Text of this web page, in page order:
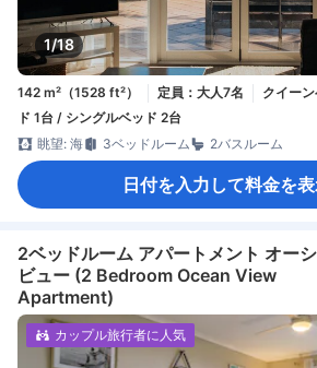
1/18
142 m²（1528 ft²） 定員：大人7名
クイー
ド 1台 / シングルベッド 2台
眺望: 海
3ベッドルーム 2バスルーム
日付を入力して料金を
2ベッドルーム アパートメント オー
ビュー (2 Bedroom Ocean View
Apartment)
カップル旅行者に人気